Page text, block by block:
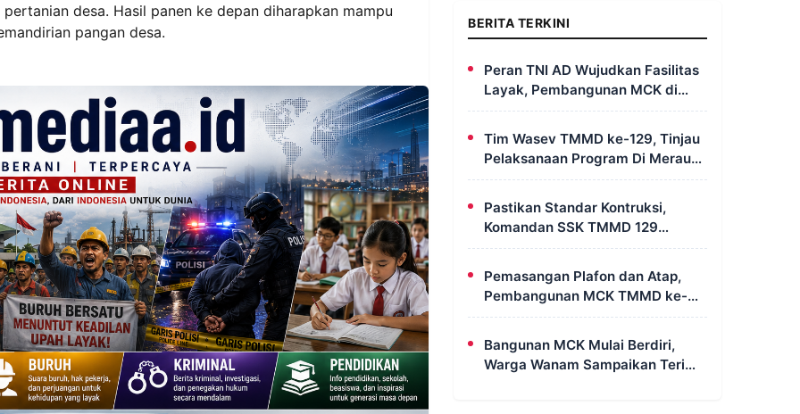
desa. Hasil panen ke depan diharapkan mampu
pangan desa.
BERITA TERKINI
Peran TNI AD Wujudkan Fasilitas
Layak, Pembangunan MCK di
Dusun Serapu Rampung
Dikerjakan
Tim Wasev TMMD ke-129, Tinjau
Pelaksanaan Program Di Merauke
– Papua Selatan
Pastikan Standar Kontruksi,
Komandan SSK TMMD 129
Intensif Awasi Pembangunan
Pemasangan Plafon dan Atap,
Pembangunan MCK TMMD ke-
129 di Kampung Wanam Hampir
Bangunan MCK Mulai Berdiri,
Warga Wanam Sampaikan Terima